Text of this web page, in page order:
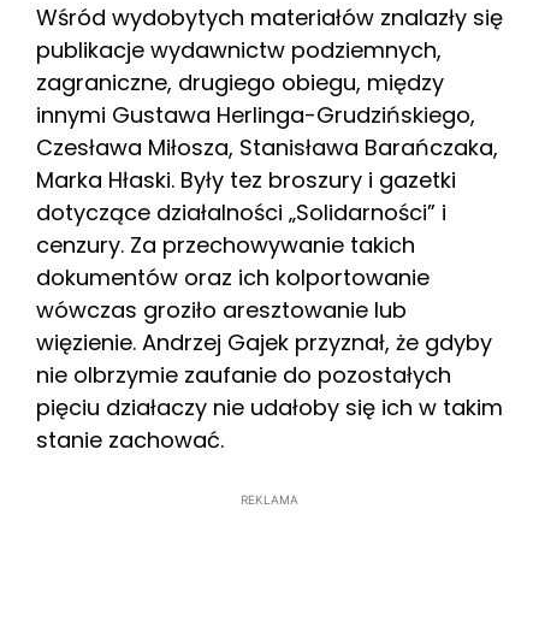
Wśród wydobytych materiałów znalazły się
publikacje wydawnictw podziemnych,
zagraniczne, drugiego obiegu, między
innymi Gustawa Herlinga-Grudzińskiego,
Czesława Miłosza, Stanisława Barańczaka,
Marka Hłaski. Były tez broszury i gazetki
dotyczące działalności „Solidarności” i
cenzury. Za przechowywanie takich
dokumentów oraz ich kolportowanie
wówczas groziło aresztowanie lub
więzienie. Andrzej Gajek przyznał, że gdyby
nie olbrzymie zaufanie do pozostałych
pięciu działaczy nie udałoby się ich w takim
stanie zachować.
REKLAMA